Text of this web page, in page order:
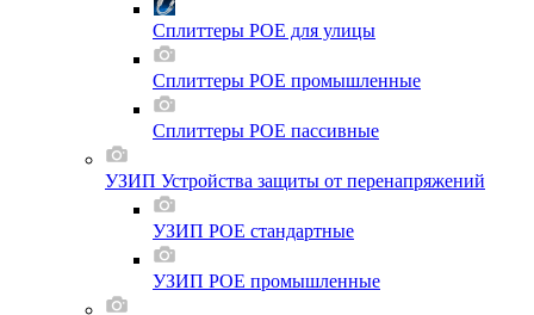
Сплиттеры POE для улицы
Сплиттеры POE промышленные
Сплиттеры POE пассивные
УЗИП Устройства защиты от перенапряжений
УЗИП POE стандартные
УЗИП POE промышленные